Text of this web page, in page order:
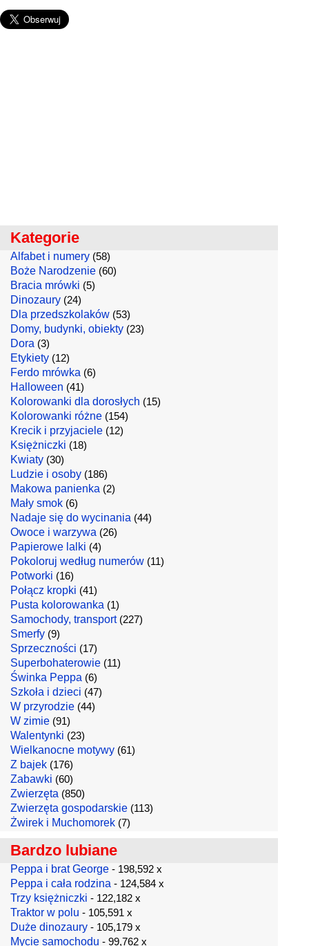
Kategorie
Alfabet i numery (58)
Boże Narodzenie (60)
Bracia mrówki (5)
Dinozaury (24)
Dla przedszkolaków (53)
Domy, budynki, obiekty (23)
Dora (3)
Etykiety (12)
Ferdo mrówka (6)
Halloween (41)
Kolorowanki dla dorosłych (15)
Kolorowanki różne (154)
Krecik i przyjaciele (12)
Księżniczki (18)
Kwiaty (30)
Ludzie i osoby (186)
Makowa panienka (2)
Mały smok (6)
Nadaje się do wycinania (44)
Owoce i warzywa (26)
Papierowe lalki (4)
Pokoloruj według numerów (11)
Potworki (16)
Połącz kropki (41)
Pusta kolorowanka (1)
Samochody, transport(227)
Smerfy (9)
Sprzeczności (17)
Superbohaterowie (11)
Świnka Peppa (6)
Szkoła i dzieci (47)
W przyrodzie (44)
W zimie (91)
Walentynki (23)
Wielkanocne motywy (61)
Z bajek (176)
Zabawki (60)
Zwierzęta (850)
Zwierzęta gospodarskie (113)
Żwirek i Muchomorek (7)
Bardzo lubiane
Peppa i brat George - 198,592 x
Peppa i cała rodzina - 124,584 x
Trzy księżniczki - 122,182 x
Traktor w polu - 105,591 x
Duże dinozaury - 105,179 x
Mycie samochodu - 99,762 x